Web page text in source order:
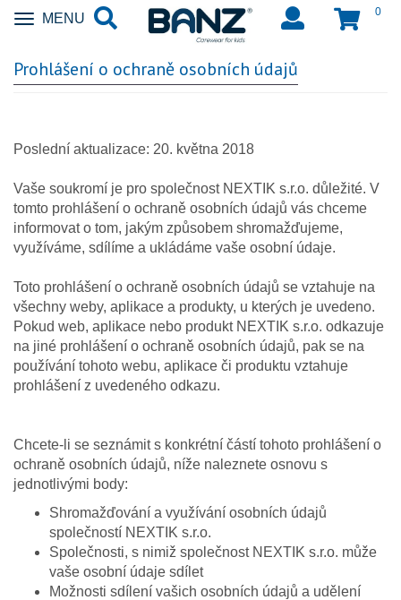
Zobrazit
MENU 0
Prohlášení o ochraně osobních údajů
Poslední aktualizace: 20. května 2018
Vaše soukromí je pro společnost NEXTIK s.r.o. důležité. V
tomto prohlášení o ochraně osobních údajů vás chceme
informovat o tom, jakým způsobem shromažďujeme,
využíváme, sdílíme a ukládáme vaše osobní údaje.
Toto prohlášení o ochraně osobních údajů se vztahuje na
všechny weby, aplikace a produkty, u kterých je uvedeno.
Pokud web, aplikace nebo produkt NEXTIK s.r.o. odkazuje
na jiné prohlášení o ochraně osobních údajů, pak se na
používání tohoto webu, aplikace či produktu vztahuje
prohlášení z uvedeného odkazu.
Chcete-li se seznámit s konkrétní částí tohoto prohlášení o
ochraně osobních údajů, níže naleznete osnovu s
jednotlivými body:
Shromažďování a využívání osobních údajů
společností NEXTIK s.r.o.
Společnosti, s nimiž společnost NEXTIK s.r.o. může
vaše osobní údaje sdílet
Možnosti sdílení vašich osobních údajů a udělení